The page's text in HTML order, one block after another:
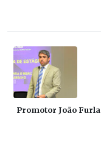
Promotor João